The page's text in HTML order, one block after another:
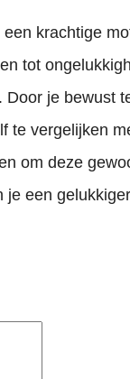
krachtige
tot
Door je bewust
te vergelijken
om deze
je een